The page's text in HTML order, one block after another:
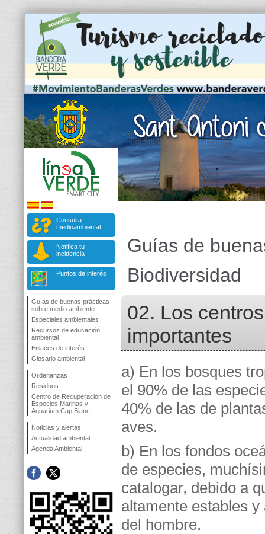
Consulta
medioambiental
Notifica tu
incidencia
Puntos de interés
Guías de buenas prácticas
sobre medio ambiente
Especiales ambientales
Recursos de educación
ambiental
Enlaces de interés
Glosario ambiental
Ordenanzas
Residuos
Centro de Recuperación de
Especies Marinas y
Aquarium Cap Blanc
Noticias y alertas
Actualidad ambiental
Agenda Ambiental
Guías de
Biodiversidad
02. Los
importantes
a) En los bosques
el 90% de las
40% de las de
aves.
b) En los fondos
de especies,
catalogar, debido a
altamente estables
del hombre.